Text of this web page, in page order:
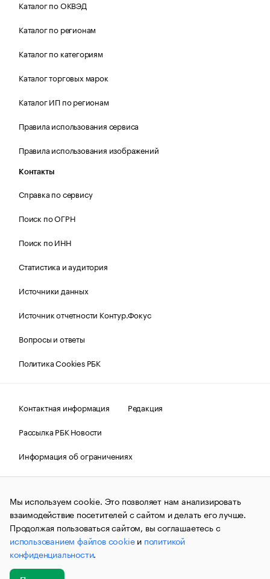
Каталог по ОКВЭД
Каталог по регионам
Каталог по категориям
Каталог торговых марок
Каталог ИП по регионам
Правила использования сервиса
Правила использования изображений
Контакты
Справка по сервису
Поиск по ОГРН
Поиск по ИНН
Статистика и аудитория
Источники данных
Источник отчетности Контур.Фокус
Вопросы и ответы
Политика Cookies РБК
Контактная информация
Редакция
Рассылка РБК Новости
Информация об ограничениях
Правовая информация
О соблюдении авторских прав
© АО «РОСБИЗНЕСКОНСАЛТИНГ»,1995–2026.Сообщения
и материалы информационного агентства «РБК»
(зарегистрировано Федеральной службой по надзору в сфере
связи, информационных технологий и массовых
коммуникаций (Роскомнадзор) 09.12.2015 за номером ИА
№ФС77-63848) сопровождаются пометкой «РБК». Отдельные
публикации могут содержать информацию,
не предназначенную для пользователей
Мы используем cookie. Это позволяет нам анализировать
взаимодействие посетителей с сайтом и делать его лучше.
Продолжая пользоваться сайтом, вы соглашаетесь с
использованием файлов cookieи политикой
конфиденциальности.